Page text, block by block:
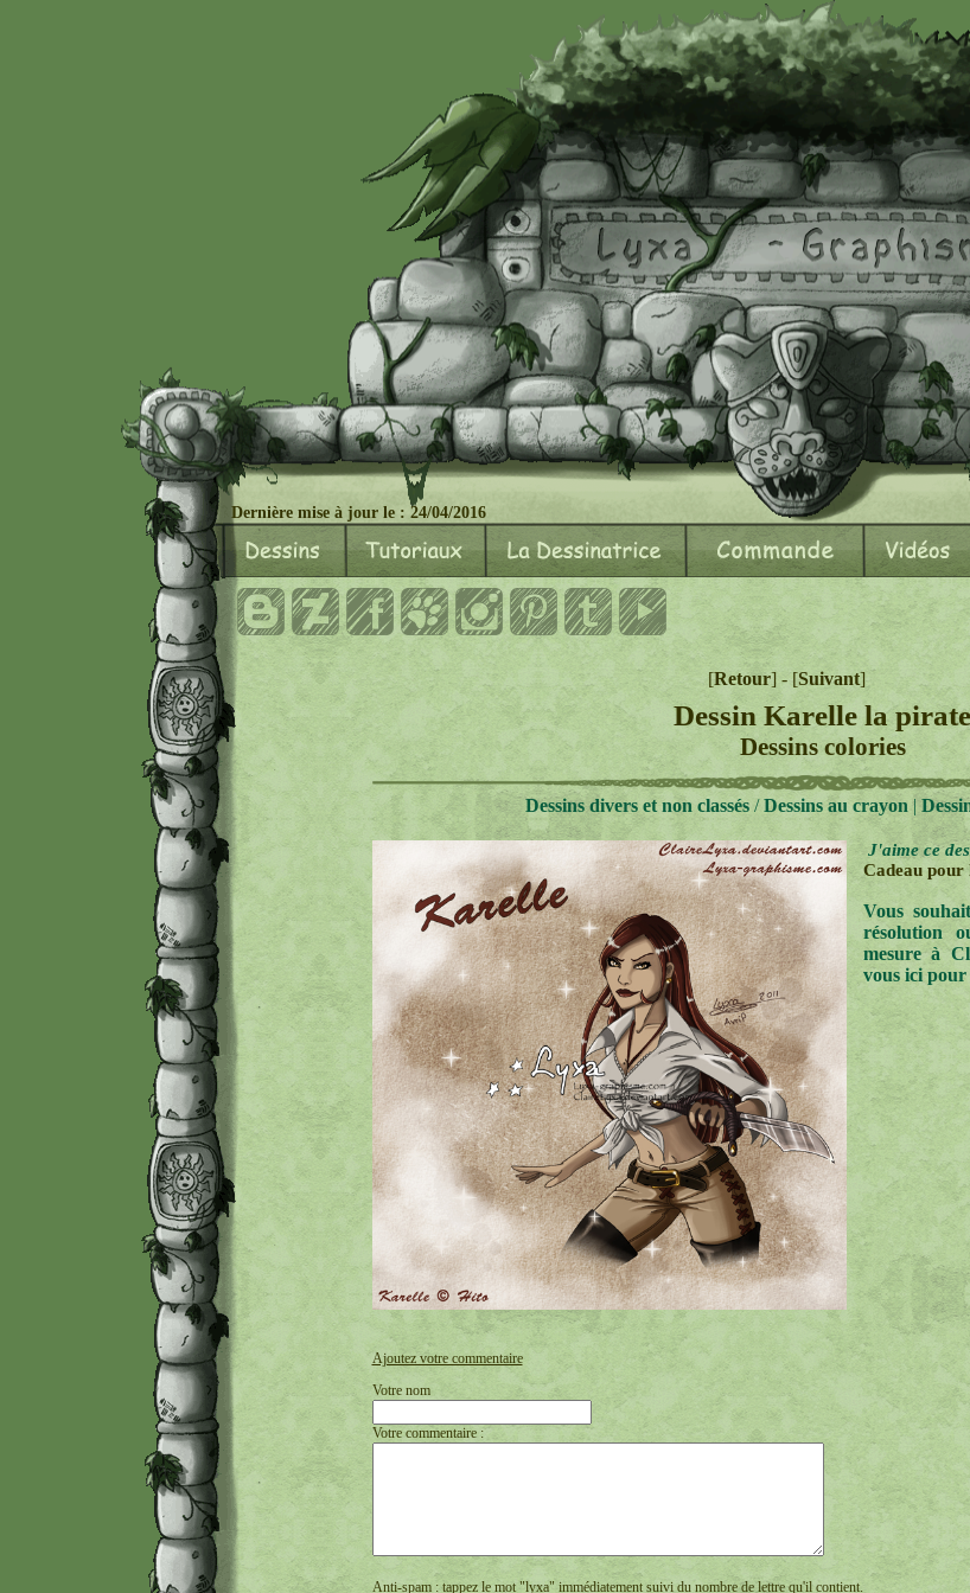
Dernière mise à jour le : 24/04/
[Retour] - [Suivant]
Dessin Karelle la pirate
Dessins colories
Dessins divers et non classés /Dessins au crayon |
J'aime ce
Cadeau
Vous
résolution
mesure à
vous ici pour
Ajoutez votre commentaire
Votre nom
Votre commentaire :
Anti-spam : tappez le mot "lyxa" immédiatement suivi du nombre de lettre qu'il contient.